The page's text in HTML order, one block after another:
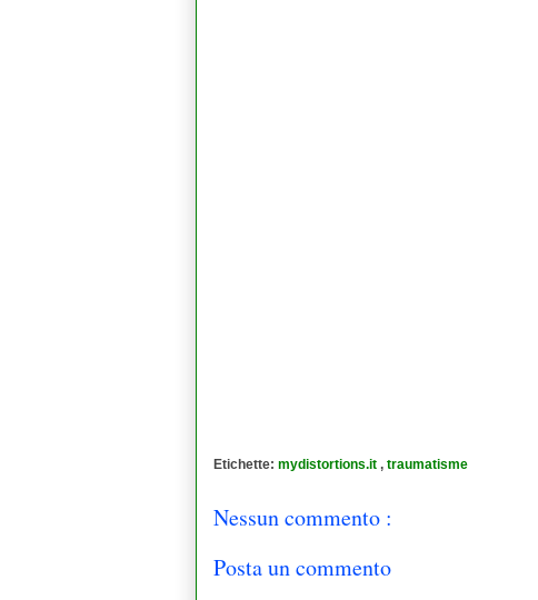
Etichette: mydistortions.it , traumatisme
Nessun commento :
Posta un commento